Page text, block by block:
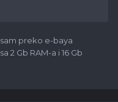
preko e-baya
2 Gb RAM-a i 16 Gb